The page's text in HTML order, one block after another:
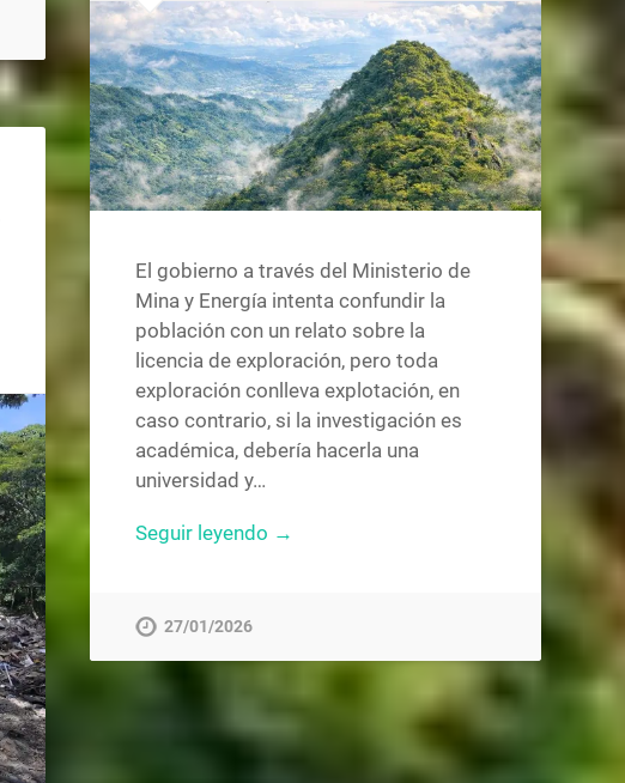
El gobierno a través del Ministerio de
Mina y Energía intenta confundir la
población con un relato sobre la
licencia de exploración, pero toda
exploración conlleva explotación, en
caso contrario, si la investigación es
académica, debería hacerla una
universidad y…
Seguir leyendo →
27/01/2026